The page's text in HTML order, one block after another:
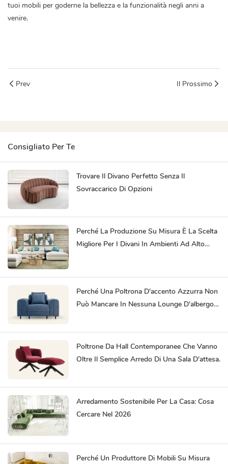
tuoi mobili per goderne la bellezza e la funzionalità negli anni a
venire.
Prev Il Prossimo
Consigliato Per Te
Trovare Il Divano Perfetto Senza Il
Sovraccarico Di Opzioni
Perché La Produzione Su Misura È La Scelta
Migliore Per I Divani In Ambienti Ad Alto
Perché Una Poltrona D'accento Azzurra Non
Può Mancare In Nessuna Lounge D'albergo E
Poltrone Da Hall Contemporanee Che Vanno
Oltre Il Semplice Arredo Di Una Sala D'attesa.
Arredamento Sostenibile Per La Casa: Cosa
Cercare Nel 2026
Perché Un Produttore Di Mobili Su Misura